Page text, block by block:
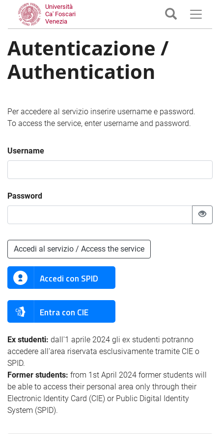
Università
Ca' Foscari
Venezia
Autenticazione /
Authentication
Per accedere al servizio inserire username e password.
To access the service, enter username and password.
Username
Password
Accedi al servizio / Access the service
Accedi con SPID
Entra con CIE
Ex studenti: dall'1 aprile 2024 gli ex studenti potranno
accedere all'area riservata esclusivamente tramite CIE o
SPID.
Former students: from 1st April 2024 former students will
be able to access their personal area only through their
Electronic Identity Card (CIE) or Public Digital Identity
System (SPID).